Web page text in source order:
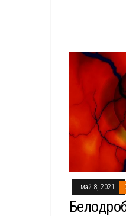
май 8, 2021